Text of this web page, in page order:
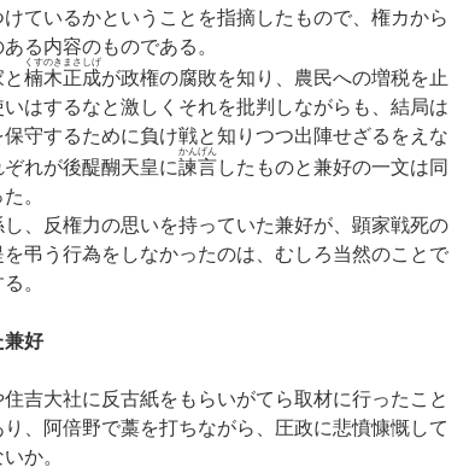
ているかということを指摘したもので、権カから
る内容のものである。
楠木正成
くすのきまさしげ
が政権の腐敗を知り、農民への増税を止
はするなと激しくそれを批判しながらも、結局は
保守するために負け戦と知りつつ出陣せざるをえな
れが後醍醐天皇に諫言
かんげん
したものと兼好の一文は同
。
、反権力の思いを持っていた兼好が、顕家戦死の
弔う行為をしなかったのは、むしろ当然のことで
。
兼好
吉大社に反古紙をもらいがてら取材に行ったこと
、阿倍野で藁を打ちながら、圧政に悲憤慷慨して
か。